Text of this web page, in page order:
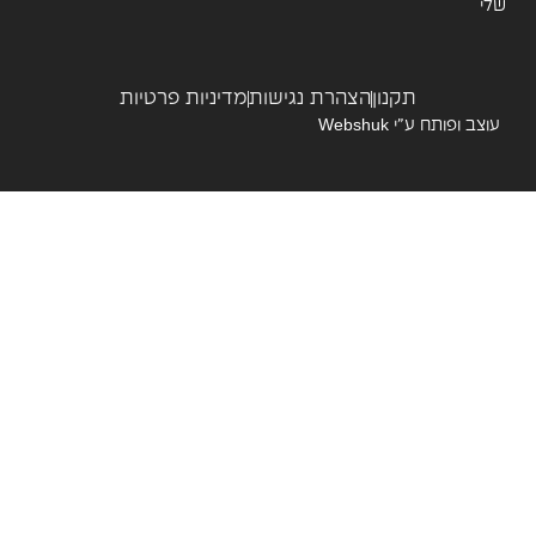
הצהרת נגישותמדיניות פרטיות
ופותח ע”יWebshuk